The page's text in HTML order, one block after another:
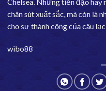
chân sút xuất sắc, mà còn là
cho sự thành công của câu
wibo88